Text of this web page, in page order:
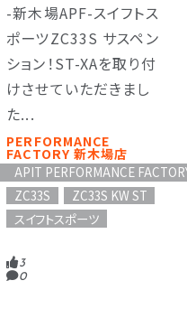
-新木場APF-スイフトス
ポーツZC33S サスペン
ション！ST-XAを取り付
けさせていただきまし
た...
PERFORMANCE
FACTORY 新木場店
APIT PERFORMANCE
ZC33S
ZC33S KW ST
スイフトスポーツ
3
0